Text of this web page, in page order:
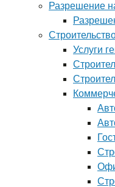
Разрешение
Услуги